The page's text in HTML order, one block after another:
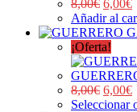
8,00€ 6,00€
Añadir al
¡Oferta!
8,00€ 6,00€
Seleccionar